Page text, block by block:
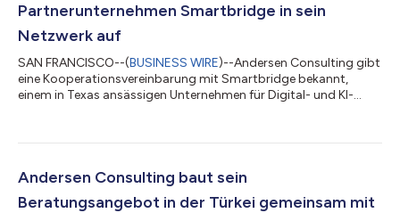
Partnerunternehmen Smartbridge in sein
Netzwerk auf
SAN FRANCISCO--(BUSINESS WIRE)--Andersen Consulting gibt
eine Kooperationsvereinbarung mit Smartbridge bekannt,
einem in Texas ansässigen Unternehmen für Digital- und KI-
digitalen Transformation. Smartbridge wurde 2003 gegründet
Transformation zu beschleunigen und ihre Abläufe durch
digitale Innovation, KI, Daten und Analytik sowie Di...
Andersen Consulting baut sein
Beratungsangebot in der Türkei gemeinsam mit